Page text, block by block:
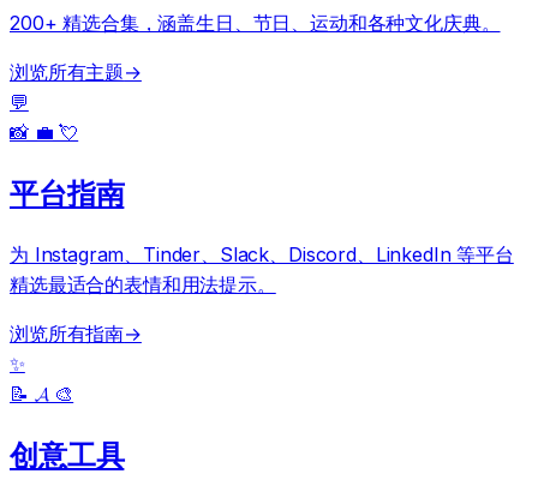
200+ 精选合集，涵盖生日、节日、运动和各种文化庆典。
浏览所有主题→
💬
📸 💼 💘
平台指南
为 Instagram、Tinder、Slack、Discord、LinkedIn 等平台
精选最适合的表情和用法提示。
浏览所有指南→
✨
📝 𝓐 🎨
创意工具